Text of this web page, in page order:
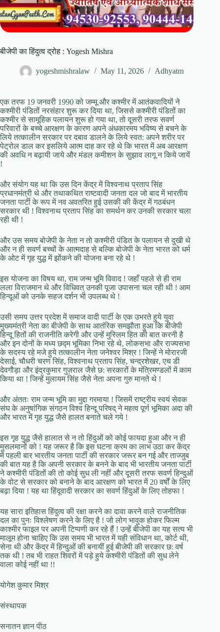
बीजेपी का हिंदुत्व द्रोह : Yogesh Mishra
yogeshmishralaw May 11, 2026 Adhyatm
एक तरफ 19 जनवरी 1990 को जम्मू और कश्मीर में आतंकवादियों ने
कश्मीरी पंडितों नरसंहार शुरू कर दिया था, जिससे कश्मीरी पंडितों का
कश्मीर से सामूहिक पलायन शुरू हो गया था, तो दूसरी तरफ सवर्ण
परिवारों के बच्चे आरक्षण के कारण अपने अंधकारमय भविष्य से बचने के
लिये तत्कालीन सरकार पर दबाव डालने के लिये स्वत: अपने शरीर पर
पेट्रोल डाल कर इसलिये आत्म दाह कर रहे थे कि भारत में अब आरक्षण
की अवधि न बढ़ायी जाये और मंडल कमीशन के सुझाव लागू न किये जायें
!
और संयोग यह था कि उस दिन केंद्र में विश्वनाथ प्रताप सिंह
प्रधानमंत्री थे और तथाकथित राष्टवादी जनता दल जो बाद में भारतीय
जनता पार्टी के रूप में नव अवतरित हुई उसकी की केंद्र में गठबंधन
सरकार थी ! विश्वनाथ प्रताप सिंह का समर्थन कर उनकी सरकार चला
रही थी !
और उस समय बोजेपी के नेता न तो कश्मीरी पंडित के पलायन से दुखी थे
और न ही सवर्ण बच्चों के आत्मदाह से बल्कि बोजेपी के नेता भारत को धर्म
के ओट में गृह युद्ध में झोंकने की योजना बना रहे थे !
इस योजना का विषय था, राम जन्म भूमि विवाद ! जहाँ पहले से ही राम
लला विराजमान थे और विधिवत् उनकी पूजा उपासना चल रही थी ! आम
हिन्दूओं को उनके सहज दर्शन भी उपलब्ध थे !
उसी समय उत्तर प्रदेश में समाज वादी पार्टी के एक उभरते हुये युवा
मुख्यमंत्री नेता का बीजेपी के साथ आतंरिक समझौता हुआ कि बीजेपी
हिन्दू हितों की राजनीति करेगी और उन्हें मुस्लिम हित की बात करनी है
और इन दोनों के मध्य छद्म भूमिका निभा रहे थे, लोकसभा और राज्यसभा
के सदस्य रहे मजे हुये तत्कालीन नेता जनेश्वर मिश्र ! जिन्हें ने मोरारजी
देसाई, चौधरी चरण सिंह, विश्वनाथ प्रताप सिंह, चन्द्रशेखर, एच डी
देवगौड़ा और इंद्रकुमार गुज़राल जैसे छ: सरकारों के मंत्रिमण्डलों में काम
किया था ! जिन्हें मुलायम सिंह जैसे नेता अपना गुरु मानते थे !
और अंततः राम जन्म भूमि का मुद्दा गरमाया ! जिसमें राष्ट्रीय स्वयं सेवक
संघ के अनुषांगिक संगठन विश्व हिन्दू परिषद् ने महत्व पूर्ण भूमिका अदा की
और भारत में गृह युद्ध जैसे हालत बनाते चले गये !
इस गृह युद्ध जैसे हालात से न तो हिंदुओं को कोई फायदा हुआ और न ही
मुसलमानों को ! यह जरूर है कि इस घटना क्रम का लाभ उठा कर केंद्र
में पहली बार भारतीय जनता पार्टी की सरकार जरूर बन गई और ताज्जुब
की बात यह है कि अपनी सरकार के बनने के बाद भी भारतीय जनता पार्टी
ने कश्मीरी पंडितों की तो कोई सुध ली नहीं और दूसरी तरफ सवर्ण हिन्दुओं
के वोट से सरकार को बनाने के बाद आरक्षण को भारत में 20 वर्षों के लिए
बढ़ा दिया ! यह था हिंदूवादी सरकार का सवर्ण हिंदुओं के लिए तोहफा !
यह सारा इतिहास हिंदुत्व की रक्षा करने का दावा करने वाले राजनीतिक
दल का पुनः विश्लेषण करने के लिए है ! जो लोग भावुक होकर फिल्म
काश्मीर फाइल पर अपनी टिप्पणी कर रहे हैं ! उन्हें बीजेपी का यह सत्य भी
मालूम होना चाहिए कि उस समय भी भारत में यही संविधान था, कोर्ट थी,
सेना थी और केंद्र में हिन्दुओं की बनायीं हुई बीजेपी की सरकार छ: वर्ष
तक थी ! तब भी राहत शिवरों में पड़े हुये कश्मीरी पंडितों की सुध लेने
वाला कोई नहीं था !!
योगेश कुमार मिश्र
संस्थापक
सनातन ज्ञान पीठ